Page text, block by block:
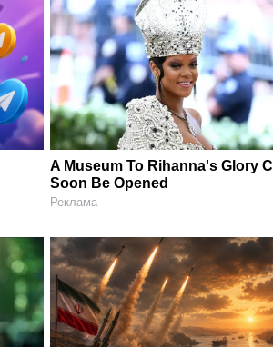
A Museum To Rihanna's Glory
Soon Be Opened
Реклама